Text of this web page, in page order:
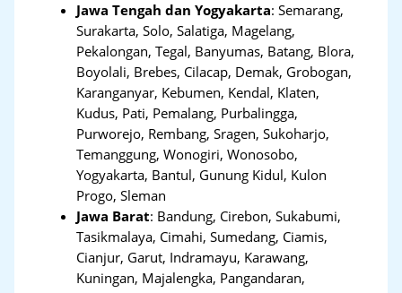
Jawa Tengah dan Yogyakarta:Semarang,
Surakarta, Solo, Salatiga, Magelang,
Pekalongan, Tegal, Banyumas, Batang, Blora,
Boyolali, Brebes, Cilacap, Demak, Grobogan,
Karanganyar, Kebumen, Kendal, Klaten,
Kudus, Pati, Pemalang, Purbalingga,
Purworejo, Rembang, Sragen, Sukoharjo,
Temanggung, Wonogiri, Wonosobo,
Yogyakarta, Bantul, Gunung Kidul, Kulon
Progo, Sleman
Jawa Barat: Bandung, Cirebon, Sukabumi,
Tasikmalaya, Cimahi, Sumedang, Ciamis,
Cianjur, Garut, Indramayu, Karawang,
Kuningan, Majalengka, Pangandaran,